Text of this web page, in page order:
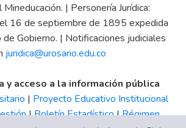
| Personería Jurídica:
16 de septiembre de 1895 expedida
Gobierno. | Notificaciones judiciales
juridica@urosario.edu.co
y acceso a la información pública
| Proyecto Educativo Institucional
|Boletín Estadístico|Régimen